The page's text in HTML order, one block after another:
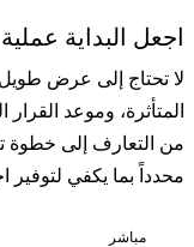
اجعل البداية عملية
لا تحتاج إلى عرض
المتأثرة، وموعد
من التعارف إلى خطوة
محدداً بما يكفي لتوفير
مباشر